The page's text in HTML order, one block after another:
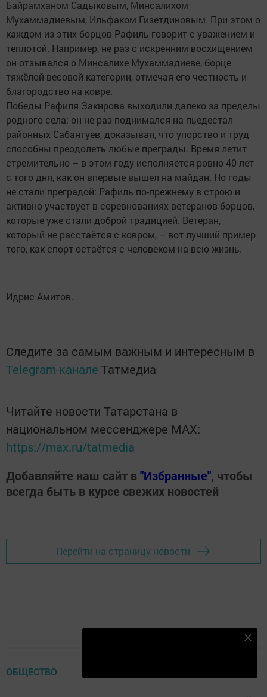
Байрамханом Садыковым, Минсалихом
Мухаммадиевым, Ильфаком Гизетдиновым. При этом о
каждом из этих борцов Рафиль говорит с уважением и
теплотой. Например, не раз с искренним восхищением
он отзывался о Минсалихе Мухаммадиеве, борце
тяжёлой весовой категории, отмечая его честность и
благородство на ковре.
Победы Рафиля Закирова выходили далеко за пределы
родного села: он не раз поднимался на пьедестал
районных Сабантуев, доказывая, что упорство и труд
способны преодолеть любые преграды. Время летит
стремительно – в этом году исполняется ровно 40 лет
с того дня, как он впервые вышел на майдан. Но годы
не стали преградой: Рафиль по-прежнему в строю и
активно участвует в соревнованиях ветеранов борцов,
которые уже стали доброй традицией. Ветеран,
который не расстаётся с ковром, – вот лучший пример
того, как спорт остаётся с человеком на всю жизнь.
Идрис Амитов.
Следите за самым важным и интересным в
Telegram-канале Татмедиа
Читайте новости Татарстана в
национальном мессенджере MАХ:
https://max.ru/tatmedia
Добавляйте наш сайт в"Избранные", чтобы
всегда быть в курсе свежих новостей
Перейти на страницу новости
ОБЩЕСТВО